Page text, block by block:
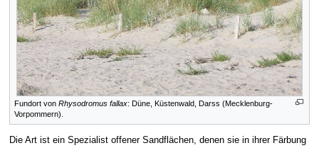
Fundort von Rhysodromus fallax: Düne, Küstenwald, Darss (Mecklenburg-
Vorpommern).
Die Art ist ein Spezialist offener Sandflächen, denen sie in ihrer Färbung